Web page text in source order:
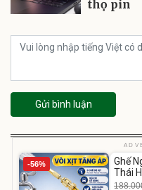
thọ pin
Gửi bình luận
-56% -37%
Ghế
Thái
Mỏi